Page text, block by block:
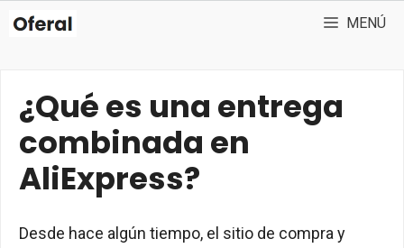
Saltar
MENÚ
¿Qué es una entrega
combinada en
AliExpress?
Desde hace algún tiempo, el sitio de compra y